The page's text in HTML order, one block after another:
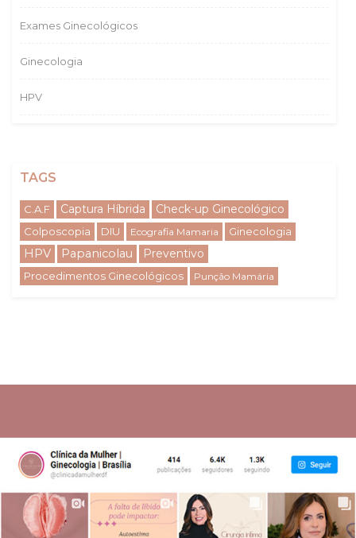
Exames Ginecológicos
Ginecologia
HPV
TAGS
C.A.F Captura Híbrida Check-up Ginecológico
Colposcopia DIU Ecografia Mamaria Ginecologia
HPV Papanicolau Preventivo
Procedimentos Ginecológicos Punção Mamária